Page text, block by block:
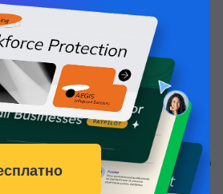
поле, в котором рецензенты
оценочный комментарий.
Visme содержат готовую
вы можете использовать
компании.